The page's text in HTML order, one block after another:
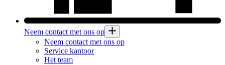
Neem contact met ons op
Neem contact met ons op
Service kantoor
Het team